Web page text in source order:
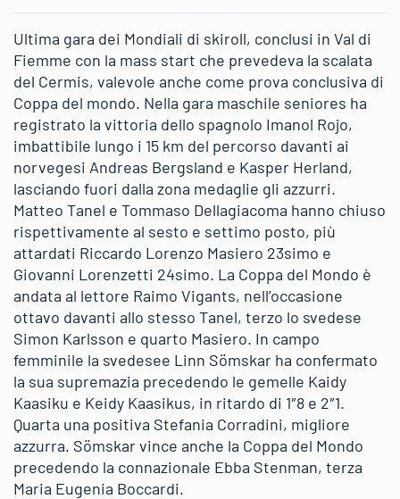
Ultima gara dei Mondiali di skiroll, conclusi in Val di
Fiemme con la mass start che prevedeva la scalata
del Cermis, valevole anche come prova conclusiva di
Coppa del mondo. Nella gara maschile seniores ha
registrato la vittoria dello spagnolo Imanol Rojo,
imbattibile lungo i 15 km del percorso davanti ai
norvegesi Andreas Bergsland e Kasper Herland,
lasciando fuori dalla zona medaglie gli azzurri.
Matteo Tanel e Tommaso Dellagiacoma hanno chiuso
rispettivamente al sesto e settimo posto, più
attardati Riccardo Lorenzo Masiero 23simo e
Giovanni Lorenzetti 24simo. La Coppa del Mondo è
andata al lettore Raimo Vigants, nell’occasione
ottavo davanti allo stesso Tanel, terzo lo svedese
Simon Karlsson e quarto Masiero. In campo
femminile la svedesee Linn Sömskar ha confermato
la sua supremazia precedendo le gemelle Kaidy
Kaasiku e Keidy Kaasikus, in ritardo di 1″8 e 2″1.
Quarta una positiva Stefania Corradini, migliore
azzurra. Sömskar vince anche la Coppa del Mondo
precedendo la connazionale Ebba Stenman, terza
Maria Eugenia Boccardi.